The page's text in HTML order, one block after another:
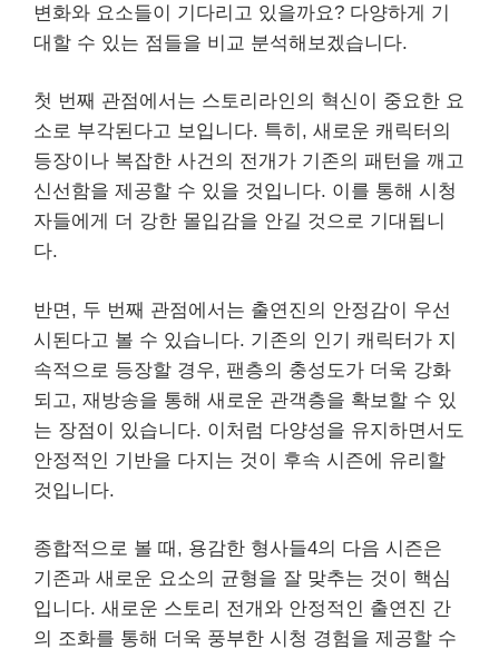
변화와 요소들이 기다리고 있을까요? 다양하게 기
대할 수 있는 점들을 비교 분석해보겠습니다.
첫 번째 관점에서는 스토리라인의 혁신이 중요한 요
소로 부각된다고 보입니다. 특히, 새로운 캐릭터의
등장이나 복잡한 사건의 전개가 기존의 패턴을 깨고
신선함을 제공할 수 있을 것입니다. 이를 통해 시청
자들에게 더 강한 몰입감을 안길 것으로 기대됩니
다.
반면, 두 번째 관점에서는 출연진의 안정감이 우선
시된다고 볼 수 있습니다. 기존의 인기 캐릭터가 지
속적으로 등장할 경우, 팬층의 충성도가 더욱 강화
되고, 재방송을 통해 새로운 관객층을 확보할 수 있
는 장점이 있습니다. 이처럼 다양성을 유지하면서도
안정적인 기반을 다지는 것이 후속 시즌에 유리할
것입니다.
종합적으로 볼 때, 용감한 형사들4의 다음 시즌은
기존과 새로운 요소의 균형을 잘 맞추는 것이 핵심
입니다. 새로운 스토리 전개와 안정적인 출연진 간
의 조화를 통해 더욱 풍부한 시청 경험을 제공할 수